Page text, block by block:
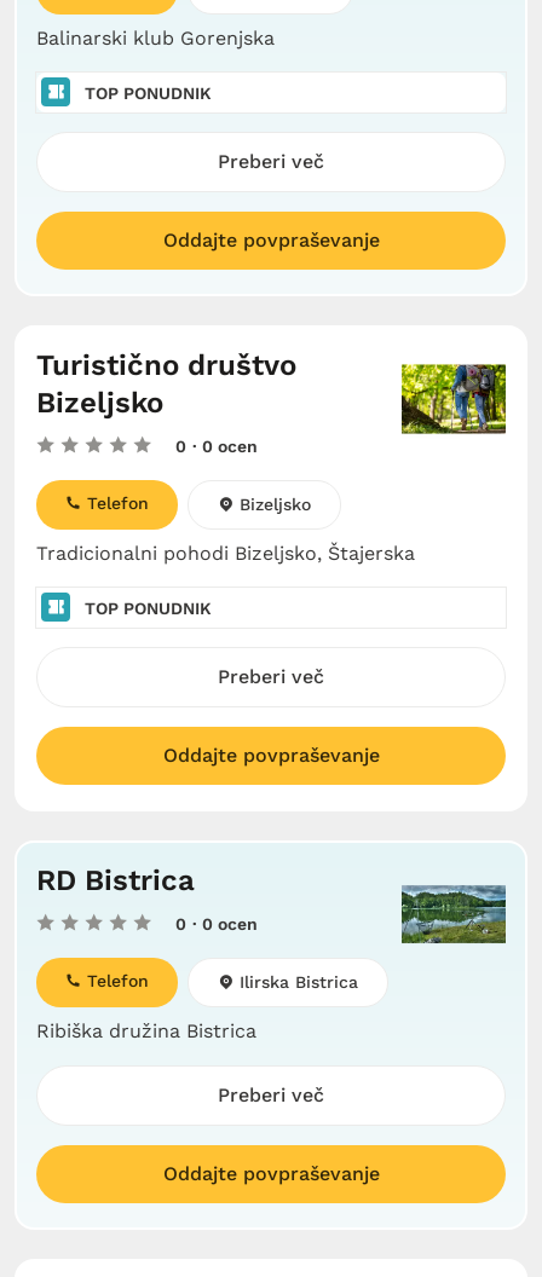
Balinarski klub Gorenjska
TOP PONUDNIK
Preberi več
Oddajte povpraševanje
Turistično društvo
Bizeljsko
0 · 0 ocen
Tradicionalni pohodi Bizeljsko, Štajerska
Telefon Bizeljsko
TOP PONUDNIK
Preberi več
Oddajte povpraševanje
RD Bistrica
0 · 0 ocen
Ribiška družina Bistrica
Telefon Ilirska Bistrica
Preberi več
Oddajte povpraševanje